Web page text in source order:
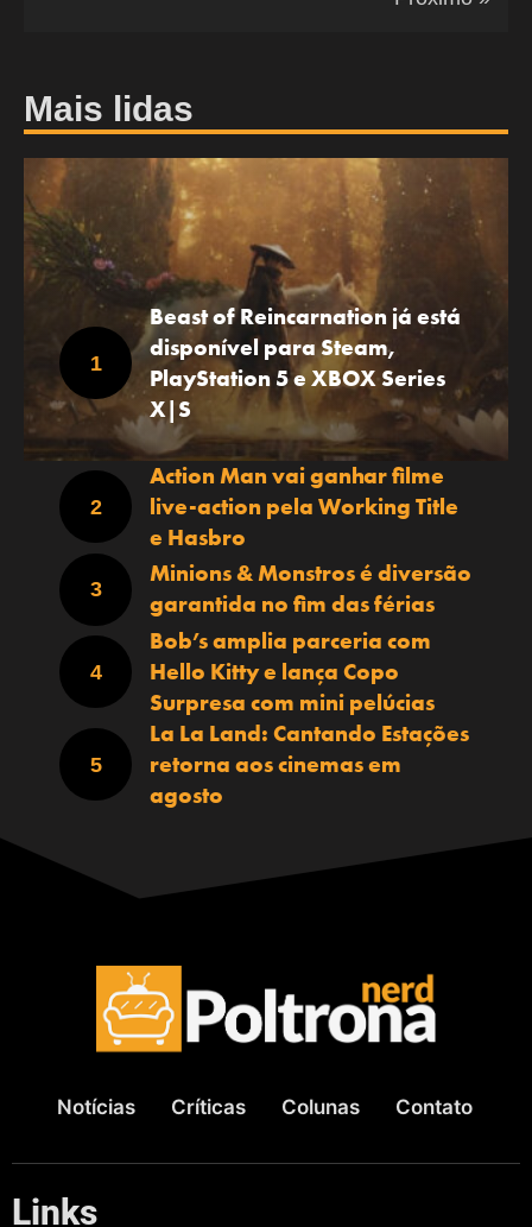
Mais lidas
Beast of Reincarnation já está
disponível para Steam,
PlayStation 5 e XBOX Series
X|S
Action Man vai ganhar filme
live-action pela Working Title
e Hasbro
Minions & Monstros é diversão
garantida no fim das férias
Bob’s amplia parceria com
Hello Kitty e lança Copo
Surpresa com mini pelúcias
La La Land: Cantando Estações
retorna aos cinemas em
agosto
Notícias Críticas Colunas Contato
Links